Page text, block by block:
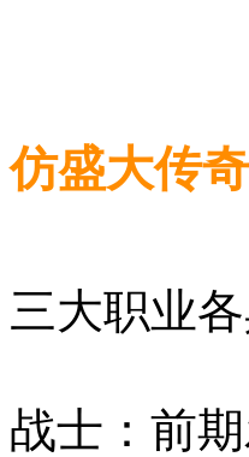
仿盛大传
三大职业
战士：前